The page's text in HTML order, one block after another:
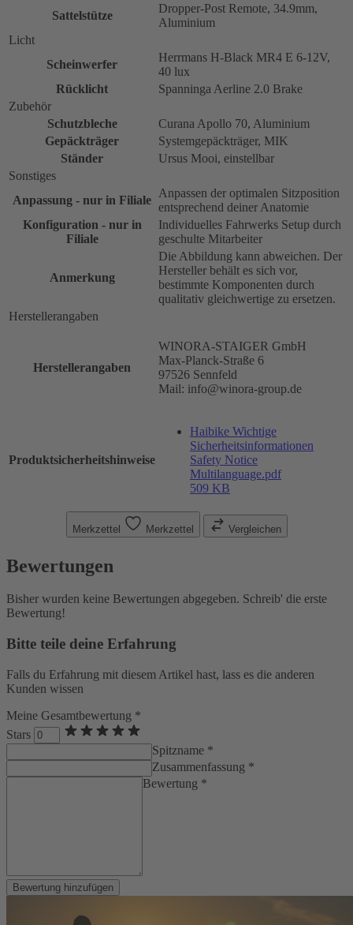
Sattelstütze
Dropper-Post Remote, 34.9mm,
Aluminium
Licht
Scheinwerfer
Herrmans H-Black MR4 E 6-12V,
40 lux
Rücklicht
Spanninga Aerline 2.0 Brake
Zubehör
Schutzbleche
Curana Apollo 70, Aluminium
Gepäckträger
Systemgepäckträger, MIK
Ständer
Ursus Mooi, einstellbar
Sonstiges
Anpassung - nur in Filiale
Anpassen der optimalen Sitzposition
entsprechend deiner Anatomie
Konfiguration - nur in
Filiale
Individuelles Fahrwerks Setup durch
geschulte Mitarbeiter
Anmerkung
Die Abbildung kann abweichen. Der
Hersteller behält es sich vor,
bestimmte Komponenten durch
qualitativ gleichwertige zu ersetzen.
Herstellerangaben
Herstellerangaben
WINORA-STAIGER GmbH
Max-Planck-Straße 6
97526 Sennfeld
Mail: info@winora-group.de
Produktsicherheitshinweise
Haibike Wichtige
Sicherheitsinformationen
Safety Notice
Multilanguage.pdf
509 KB
Merkzettel Merkzettel Vergleichen
Bewertungen
Bisher wurden keine Bewertungen abgegeben. Schreib' die erste
Bewertung!
Bitte teile deine Erfahrung
Falls du Erfahrung mit diesem Artikel hast, lass es die anderen
Kunden wissen
Meine Gesamtbewertung *
Stars
Spitzname *
Zusammenfassung *
Bewertung *
Bewertung hinzufügen